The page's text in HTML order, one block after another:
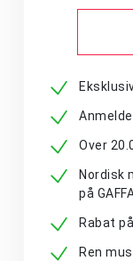
Over
Nordisk
på
Rabat
Ren